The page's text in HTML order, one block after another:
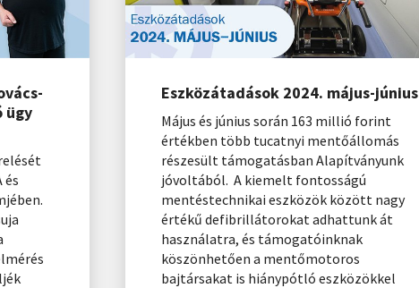
ügy
és
Eszközátadások 2024. május-június
Május és június során 163 millió forint
értékben több tucatnyi mentőállomás
részesült támogatásban Alapítványunk
jóvoltából. A kiemelt fontosságú
mentéstechnikai eszközök között nagy
értékű defibrillátorokat adhattunk át
használatra, és támogatóinknak
köszönhetően a mentőmotoros
bajtársakat is hiánypótló eszközökkel